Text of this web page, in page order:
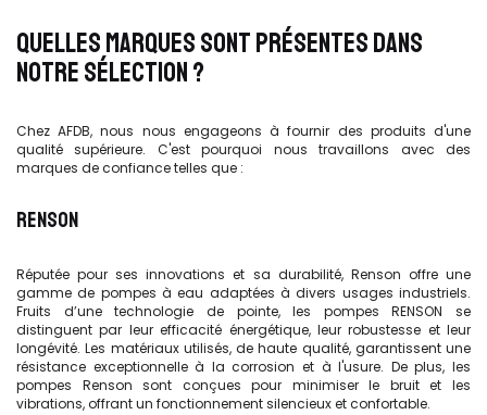
QUELLES MARQUES SONT PRÉSENTES DANS
NOTRE SÉLECTION ?
Chez AFDB, nous nous engageons à fournir des produits d'une
qualité supérieure. C'est pourquoi nous travaillons avec des
marques de confiance telles que :
RENSON
Réputée pour ses innovations et sa durabilité, Renson offre une
gamme de pompes à eau adaptées à divers usages industriels.
Fruits d’une technologie de pointe, les pompes RENSON se
distinguent par leur efficacité énergétique, leur robustesse et leur
longévité. Les matériaux utilisés, de haute qualité, garantissent une
résistance exceptionnelle à la corrosion et à l'usure. De plus, les
pompes Renson sont conçues pour minimiser le bruit et les
vibrations, offrant un fonctionnement silencieux et confortable.